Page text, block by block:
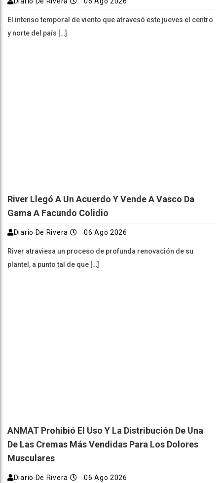
El intenso temporal de viento que atravesó este jueves el centro
y norte del país […]
River Llegó A Un Acuerdo Y Vende A Vasco Da
Gama A Facundo Colidio
Diario De Rivera 06 Ago 2026
River atraviesa un proceso de profunda renovación de su
plantel, a punto tal de que […]
ANMAT Prohibió El Uso Y La Distribución De Una
De Las Cremas Más Vendidas Para Los Dolores
Musculares
Diario De Rivera 06 Ago 2026